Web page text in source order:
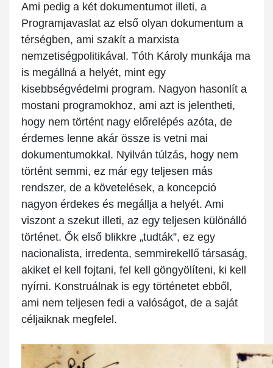
Ami pedig a két dokumentumot illeti, a
Programjavaslat az első olyan dokumentum a
térségben, ami szakít a marxista
nemzetiségpolitikával. Tóth Károly munkája ma
is megállná a helyét, mint egy
kisebbségvédelmi program. Nagyon hasonlít a
mostani programokhoz, ami azt is jelentheti,
hogy nem történt nagy előrelépés azóta, de
érdemes lenne akár össze is vetni mai
dokumentumokkal. Nyilván túlzás, hogy nem
történt semmi, ez már egy teljesen más
rendszer, de a követelések, a koncepció
nagyon érdekes és megállja a helyét. Ami
viszont a szekut illeti, az egy teljesen különálló
történet. Ők első blikkre „tudták”, ez egy
nacionalista, irredenta, semmirekellő társaság,
akiket el kell fojtani, fel kell göngyölíteni, ki kell
nyírni. Konstruálnak is egy történetet ebből,
ami nem teljesen fedi a valóságot, de a saját
céljaiknak megfelel.